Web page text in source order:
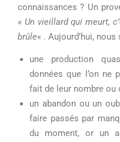
connaissances ? Un
« Un vieillard qui meurt,
brûle« . Aujourd’hui,
une production
données que l’on ne
fait de leur nombre ou
un abandon ou un
faire passés par
du moment, or un